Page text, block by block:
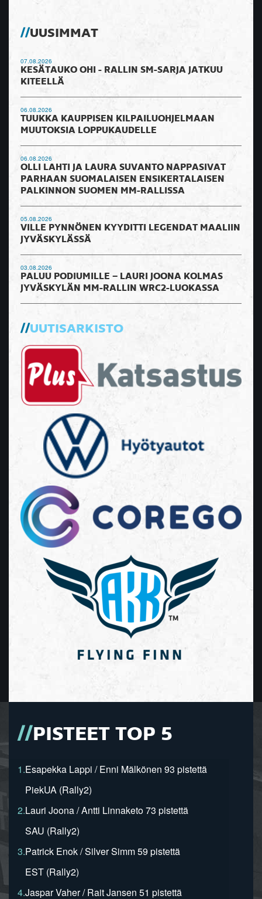
UUSIMMAT
07.08.2026
KESÄTAUKO OHI - RALLIN SM-SARJA JATKUU
KITEELLÄ
06.08.2026
TUUKKA KAUPPISEN KILPAILUOHJELMAAN
MUUTOKSIA LOPPUKAUDELLE
06.08.2026
OLLI LAHTI JA LAURA SUVANTO NAPPASIVAT
PARHAAN SUOMALAISEN ENSIKERTALAISEN
PALKINNON SUOMEN MM-RALLISSA
05.08.2026
VILLE PYNNÖNEN KYYDITTI LEGENDAT MAALIIN
JYVÄSKYLÄSSÄ
03.08.2026
PALUU PODIUMILLE – LAURI JOONA KOLMAS
JYVÄSKYLÄN MM-RALLIN WRC2-LUOKASSA
UUTISARKISTO
PISTEET TOP 5
1.Esapekka Lappi / Enni Mälkönen 93 pistettä
PiekUA (Rally2)
2.Lauri Joona / Antti Linnaketo 73 pistettä
SAU (Rally2)
3.Patrick Enok / Silver Simm 59 pistettä
EST (Rally2)
4.Jaspar Vaher / Rait Jansen 51 pistettä